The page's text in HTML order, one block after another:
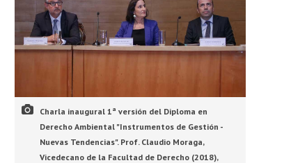
Charla inaugural 1ª versión del Diploma en
Derecho Ambiental "Instrumentos de Gestión -
Nuevas Tendencias". Prof. Claudio Moraga,
Vicedecano de la Facultad de Derecho (2018),